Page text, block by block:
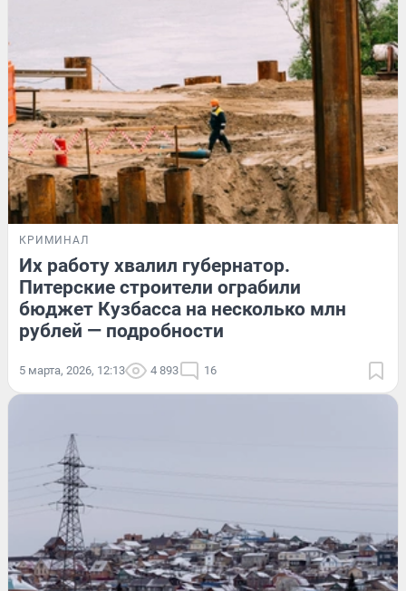
КРИМИНАЛ
Их работу хвалил губернатор.
Питерские строители ограбили
бюджет Кузбасса на несколько млн
рублей — подробности
5 марта, 2026, 12:13 4 893 16